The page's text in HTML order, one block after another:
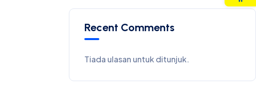
Recent Comments
Tiada ulasan untuk ditunjuk.